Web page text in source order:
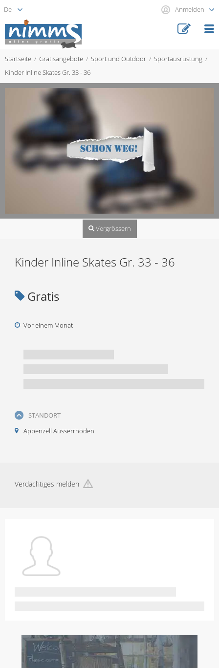
Anmelden
Startseite Gratisangebote Sport und Outdoor
Sportausrüstung
Kinder Inline Skates Gr. 33 - 36
Vergrössern
Kinder Inline Skates Gr. 33 - 36
Gratis
Vor einem Monat
STANDORT
Appenzell Ausserrhoden
Verdächtiges melden